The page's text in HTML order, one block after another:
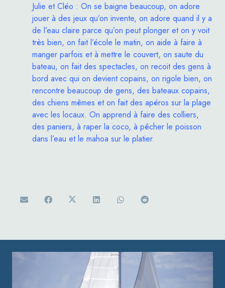
Julie et Cléo : On se baigne beaucoup, on adore
jouer à des jeux qu’on invente, on adore quand il y a
de l’eau claire parce qu’on peut plonger et on y voit
très bien, on fait l’école le matin, on aide à faire à
manger parfois et à mettre le couvert, on saute du
bateau, on fait des spectacles, on recoit des gens à
bord avec qui on devient copains, on rigole bien, on
rencontre beaucoup de gens, des bateaux copains,
des chiens mêmes et on fait des apéros sur la plage
avec les locaux. On apprend à faire des colliers,
des paniers, à raper la coco, à pêcher le poisson
dans l’eau et le mahoa sur le platier.